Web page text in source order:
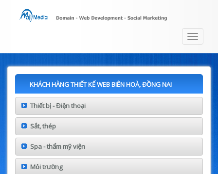
Toggle
KHÁCH HÀNG THIẾT KẾ WEB BIÊN HOÀ, ĐỒNG NAI
Thiết bị - Điện thoại
Sắt, thép
Spa - thẩm mỹ viện
Môi trường